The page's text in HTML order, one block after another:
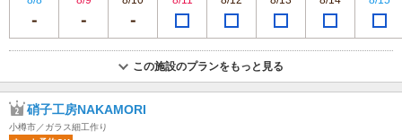
この施設のプランをもっと見る
硝子工房NAKAMORI
小樽市／ガラス細工作り